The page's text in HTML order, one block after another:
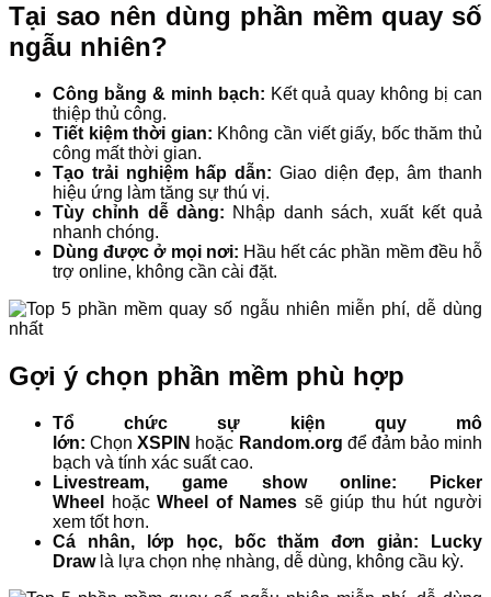
Tại sao nên dùng phần mềm quay số
ngẫu nhiên?
Công bằng & minh bạch: Kết quả quay không bị can
thiệp thủ công.
Tiết kiệm thời gian: Không cần viết giấy, bốc thăm thủ
công mất thời gian.
Tạo trải nghiệm hấp dẫn: Giao diện đẹp, âm thanh
hiệu ứng làm tăng sự thú vị.
Tùy chỉnh dễ dàng: Nhập danh sách, xuất kết quả
nhanh chóng.
Dùng được ở mọi nơi: Hầu hết các phần mềm đều hỗ
trợ online, không cần cài đặt.
Gợi ý chọn phần mềm phù hợp
Tổ chức sự kiện quy mô
lớn: ChọnXSPIN hoặc Random.org để đảm bảo minh
bạch và tính xác suất cao.
Livestream, game show online:
Picker
Wheel
hoặcWheel of Names sẽ giúp thu hút người
xem tốt hơn.
Cá nhân, lớp học, bốc thăm đơn giản:
Lucky
Drawlà lựa chọn nhẹ nhàng, dễ dùng, không cầu kỳ.